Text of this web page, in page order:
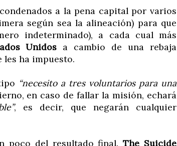
a la pena capital por varios
según sea la alineación) para que
indeterminado), a cada cual más
Unidos a cambio de una rebaja
les ha impuesto.
“necesito a tres voluntarios para una
en caso de fallar la misión, echará
, es decir, que negarán cualquier
poco del resultado final.The Suicide